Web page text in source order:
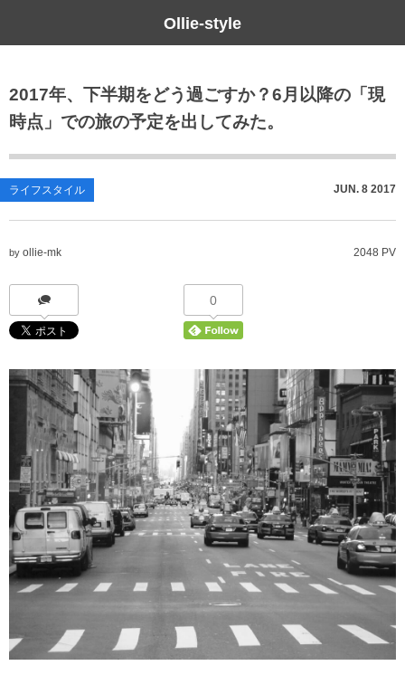
Ollie-style
2017年、下半期をどう過ごすか？6月以降の「現
時点」での旅の予定を出してみた。
ライフスタイル JUN. 8 2017
by ollie-mk 2048 PV
0
未分類